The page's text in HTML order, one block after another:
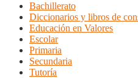
Bachillerato
Diccionarios y libros de
Educación en Valores
Escolar
Primaria
Secundaria
Tutoría